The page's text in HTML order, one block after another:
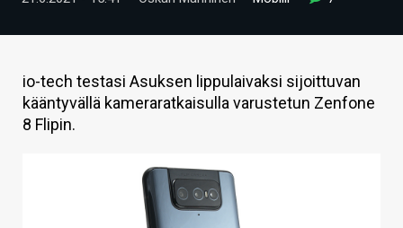
TIETOA
HINTA.FI
io-tech testasi Asuksen lippulaivaksi sijoittuvan
kääntyvällä kameraratkaisulla varustetun Zenfone
8 Flipin.